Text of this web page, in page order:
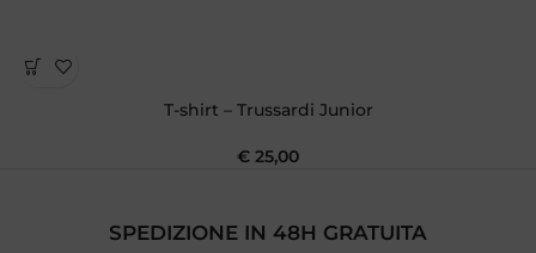
T-shirt – Trussardi Junior
€ 25,00
SPEDIZIONE IN 48H GRATUITA